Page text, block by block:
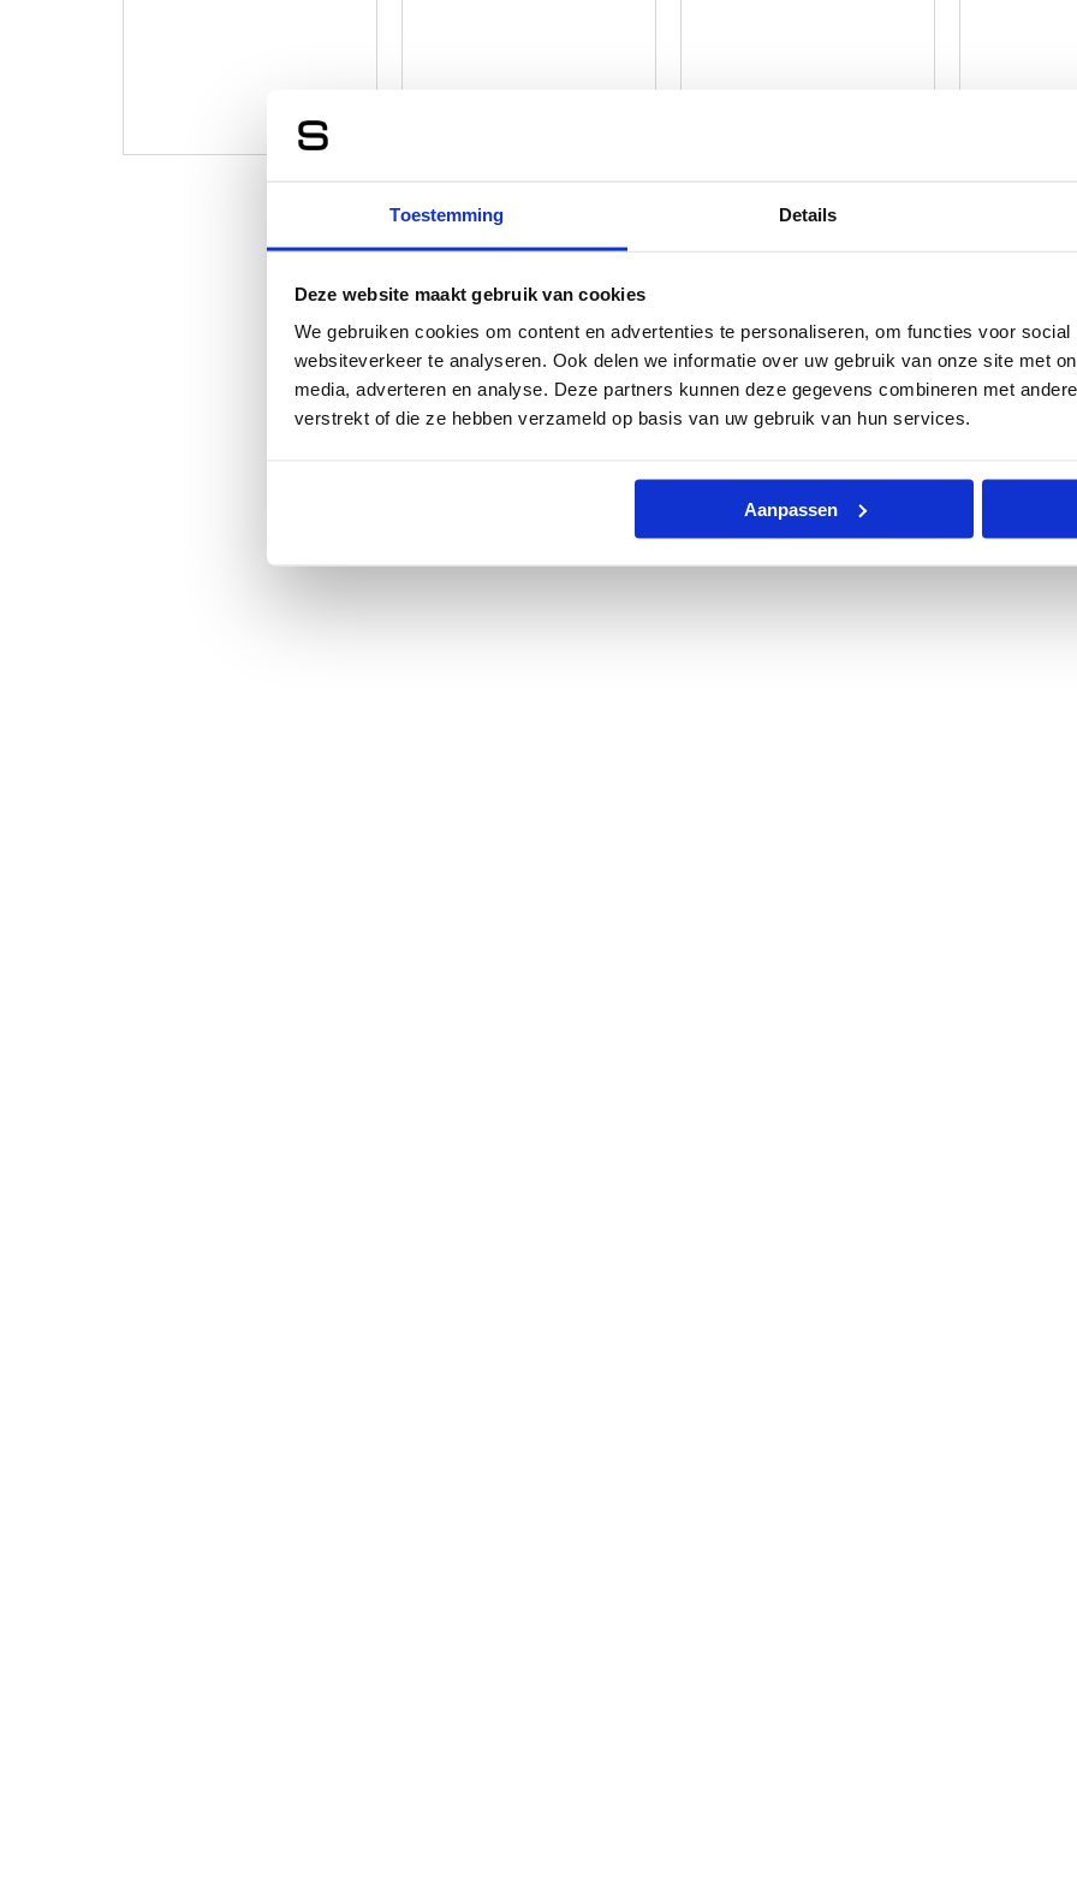
Toestemming Details
Deze website maakt gebruik van cookies
We gebruiken cookies om content en advertenties te personaliseren, om functies voor
websiteverkeer te analyseren. Ook delen we informatie over uw gebruik van onze site met
media, adverteren en analyse. Deze partners kunnen deze gegevens combineren met
verstrekt of die ze hebben verzameld op basis van uw gebruik van hun services.
Aanpassen